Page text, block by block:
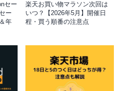
セー
ー
年
楽天お買い物マラソン次回は
いつ？【2026年5月】開催日
程・買う順番の注意点